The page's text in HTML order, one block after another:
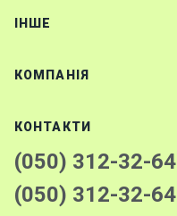
IНШЕ
КОМПАНІЯ
КОНТАКТИ
(050) 312-32-64
(050) 312-32-64